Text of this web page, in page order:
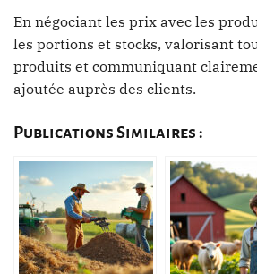
En négociant les prix avec les
les portions et stocks, valorisant
produits et communiquant
ajoutée auprès des clients.
Publications Similaires :